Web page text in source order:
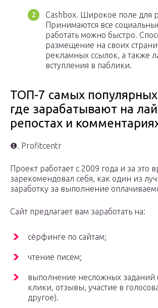
Cashbox. Широкое поле для
Принимаются все
работать можно быстро.
размещение на своих
рекламных ссылок, а также
вступления в паблики.
ТОП-7 самых популярных
где зарабатывают на
репостах и
❶. Profitcentr
Проект работает с 2009 года и за это
зарекомендовал себя, как один из
заработку за выполнение
Сайт предлагает вам заработать на:
сёрфинге по сайтам;
чтение писем;
выполнение несложных заданий
клики, отзывы, участие в
другое).